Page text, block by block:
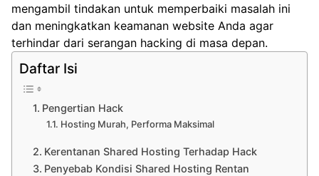
mengambil tindakan untuk memperbaiki masalah ini
dan meningkatkan keamanan website Anda agar
terhindar dari serangan hacking di masa depan.
Daftar Isi
Pengertian Hack
Hosting Murah, Performa Maksimal
Kerentanan Shared Hosting Terhadap Hack
Penyebab Kondisi Shared Hosting Rentan